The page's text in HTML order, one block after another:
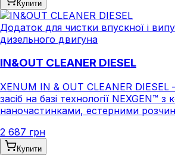
Купити
Додаток для чистки впускної і
дизельного двигуна
IN&OUT CLEANER DIESEL
XENUM IN & OUT CLEANER DIESEL
засіб на базі технології NEXGEN™ з
наночастинками, естерними
2 687 грн
Купити